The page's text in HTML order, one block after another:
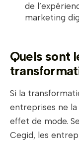
de
marketing
Quels sont
Si la
entreprises ne
effet de mode.
Cegid, les